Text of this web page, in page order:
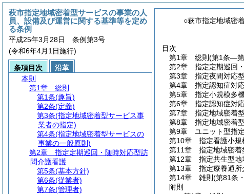
○萩市指定地域密
目次
第1章
総則 (第1条―
第2章
指定定期巡回
第3章
指定夜間対応
第4章
指定認知症対
第5章
指定小規模多
第6章
指定認知症対
第7章
指定地域密着
第8章
指定地域密着
第9章
ユニット型指
第10章
指定看護小
第11章
指定地域密着
第12章
指定共生型
第13章
指定療養通所
第14章
雑則 (第81条
附則
萩市指定地域密着型サービスの事業の人
員、設備及び運営に関する基準等を定め
る条例
平成25年3月28日 条例第3号
(令和6年4月1日施行)
条項目次
沿革
本則
第1章
総則
第1条(趣旨)
第2条(定義)
第3条(指定地域密着型サービス事
業者の指定)
第4条(指定地域密着型サービスの
事業の一般原則)
第2章
指定定期巡回・随時対応型訪
問介護看護
第5条(基本方針)
第6条(従業者)
第7条(管理者)